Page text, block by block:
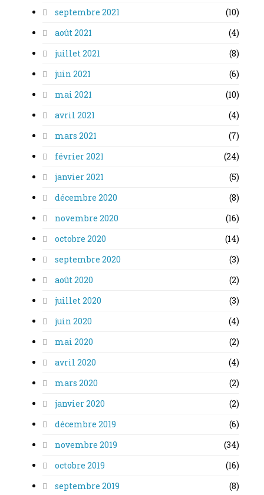
septembre 2021
(10)
août 2021
(4)
juillet 2021
(8)
juin 2021
(6)
mai 2021
(10)
avril 2021
(4)
mars 2021
(7)
février 2021
(24)
janvier 2021
(5)
décembre 2020
(8)
novembre 2020
(16)
octobre 2020
(14)
septembre 2020
(3)
août 2020
(2)
juillet 2020
(3)
juin 2020
(4)
mai 2020
(2)
avril 2020
(4)
mars 2020
(2)
janvier 2020
(2)
décembre 2019
(6)
novembre 2019
(34)
octobre 2019
(16)
septembre 2019
(8)